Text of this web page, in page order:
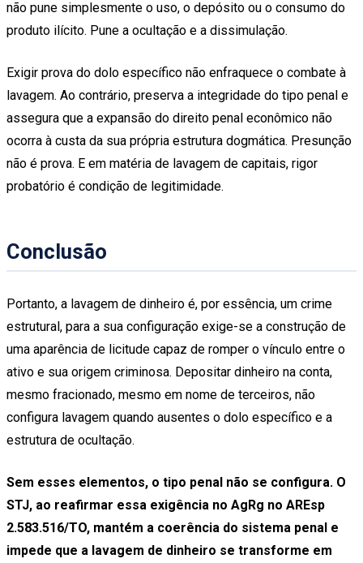
não pune simplesmente o uso, o depósito ou o consumo do
produto ilícito. Pune a ocultação e a dissimulação.
Exigir prova do dolo específico não enfraquece o combate à
lavagem. Ao contrário, preserva a integridade do tipo penal e
assegura que a expansão do direito penal econômico não
ocorra à custa da sua própria estrutura dogmática. Presunção
não é prova. E em matéria de lavagem de capitais, rigor
probatório é condição de legitimidade.
Conclusão
Portanto, a lavagem de dinheiro é, por essência, um crime
estrutural, para a sua configuração exige-se a construção de
uma aparência de licitude capaz de romper o vínculo entre o
ativo e sua origem criminosa. Depositar dinheiro na conta,
mesmo fracionado, mesmo em nome de terceiros, não
configura lavagem quando ausentes o dolo específico e a
estrutura de ocultação.
Sem esses elementos, o tipo penal não se configura. O
STJ, ao reafirmar essa exigência no AgRg no AREsp
2.583.516/TO, mantém a coerência do sistema penal e
impede que a lavagem de dinheiro se transforme em